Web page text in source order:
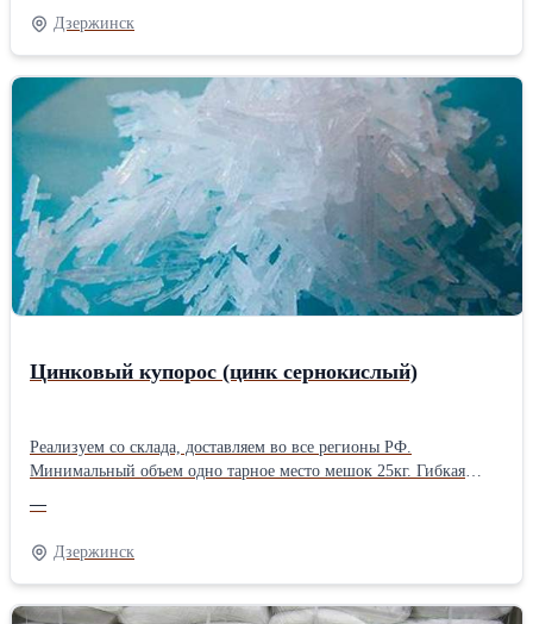
моющих средств, в нефтегазодобывающей промышленности для
увеличения нефтеотдачи пластов, а также в других отраслях
промышленности в качестве поверхностно-активного вещества.
Дзержинск
Цинковый купорос (цинк сернокислый)
Реализуем со склада, доставляем во все регионы РФ.
Минимальный объем одно тарное место мешок 25кг. Гибкая
химической промышленности, в производстве вискозы,
искусственного волокна, в текстильной промышленности –
протрава в целлюлозно-бумажной промышленности –
отбеливатель в производстве минеральных красок, глазурей, в
металлургии (флотореагент), в гальванотехнике, в медицине и
—
Дзержинск